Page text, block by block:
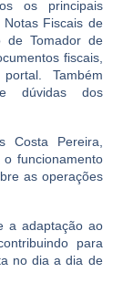
os principais
Fiscais de
de Tomador de
fiscais,
Também
dúvidas dos
Costa Pereira,
funcionamento
as operações
a adaptação ao
para
no dia a dia de